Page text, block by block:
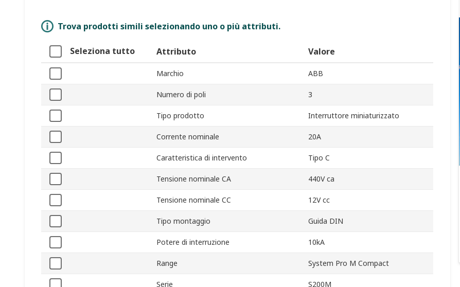
Trova prodotti simili selezionando uno o più attributi.
Seleziona tutto Attributo Valore
Marchio ABB
Numero di poli 3
Tipo prodotto Interruttore miniaturizzato
Corrente nominale 20A
Caratteristica di intervento Tipo C
Tensione nominale CA 440V ca
Tensione nominale CC 12V cc
Tipo montaggio Guida DIN
Potere di interruzione 10kA
Range System Pro M Compact
Serie S200M